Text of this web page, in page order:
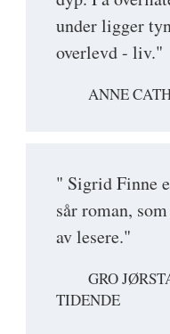
under ligger
overlevd - liv."
ANNE
" Sigrid Finne
sår roman,
av lesere."
GRO
TIDENDE